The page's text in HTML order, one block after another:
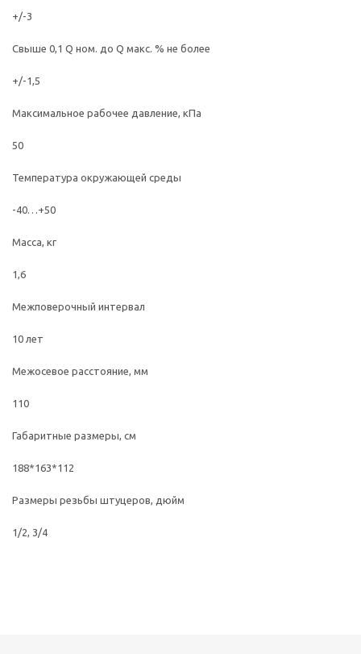
+/-3
Свыше 0,1 Q ном. до Q макс. % не более
+/-1,5
Максимальное рабочее давление, кПа
50
Температура окружающей среды
-40…+50
Масса, кг
1,6
Межповерочный интервал
10 лет
Межосевое расстояние, мм
110
Габаритные размеры, см
188*163*112
Размеры резьбы штуцеров, дюйм
1/2, 3/4